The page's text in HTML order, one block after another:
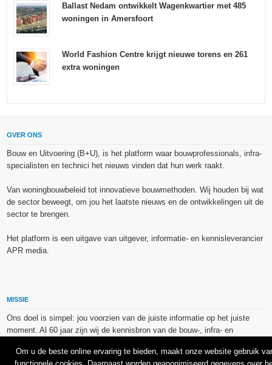
Ballast Nedam ontwikkelt Wagenkwartier met 485
woningen in Amersfoort
World Fashion Centre krijgt nieuwe torens en 261
extra woningen
OVER ONS
Bouw en Uitvoering (B+U), is het platform waar bouwprofessionals, infra-
specialisten en technici het nieuws vinden dat hun werk raakt.
Van woningbouwbeleid tot innovatieve bouwmethoden. Wij houden bij wat
de sector beweegt, om jou het laatste nieuws en de ontwikkelingen uit de
sector te brengen.
Het platform is een uitgave van uitgever, informatie- en kennisleverancier
APR media.
MISSIE
Ons doel is simpel: jou voorzien van de juiste informatie op het juiste
moment. Al 60 jaar zijn wij de kennisbron van de bouw-, infra- en
Om u de beste online ervaring te bieden, maakt onze website gebruik